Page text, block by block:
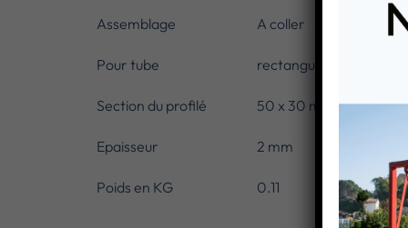
Assemblage A coller
Pour tube rectangulaire
Section du profilé 50 x 30 mm
Epaisseur 2 mm
Poids en KG 0.11